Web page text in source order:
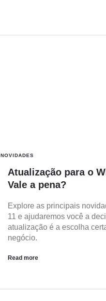
NOVIDADES
Atualização para o
Vale a pena?
Explore as principais
11 e ajudaremos você a
atualização é a escolha
negócio.
Read more